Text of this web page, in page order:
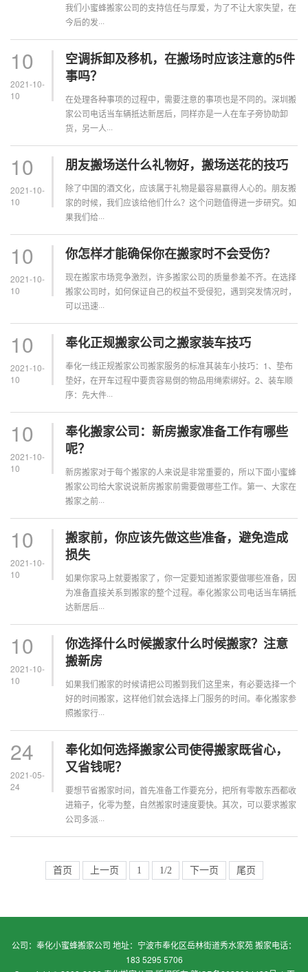
我们小蜜蜂搬家公司的支持信任与厚爱，为了不让大家失望，在
今后的发···
10
2021-10-
10
空调拆卸及移机，在搬场时应该注意的5件
事吗？
在处理各种事项的过程中，需要注意的事项也是不同的。深圳搬
家公司电话当车辆抵达新居后，同样亦是一人在车子旁协助卸
货，另一人···
10
2021-10-
10
朋友搬场送什么礼物好，搬场送花的技巧
除了中国的酒文化，应该属于礼物是最容易赢得人心的。朋友搬
家的时候，我们应该给他们什么？这个问题值得进一步研究。如
果我们给···
10
2021-10-
10
你怎样才能确保你在搬家时不会受伤？
现在搬家市场竞争激烈，许多搬家公司的质量参差不齐。在选择
搬家公司时，如何保证自己的权益不受侵犯，遇到突发情况时，
可以迅速···
10
2021-10-
10
奉化正规搬家公司之搬家装车技巧
奉化一线正规搬家公司搬家服务的标准其装车小技巧：1、垫布
垫好，在开车过程中要贵容易倒的物品用绳索绑好。2、装车顺
序：先大件···
10
2021-10-
10
奉化搬家公司：新房搬家准备工作有哪些
呢？
新房搬家对于每个搬家的人来说是非常重要的，所以下面小蜜蜂
搬家公司给大家说说新房搬家前需要做哪些工作。第一、大家在
搬家之前···
10
2021-10-
10
搬家前，你应该先做这些准备，避免造成
损失
如果你家马上就要搬家了，你一定要知道搬家要做哪些准备，因
为准备直接关系到搬家的整个过程。奉化搬家公司电话当车辆抵
达新居后···
10
2021-10-
10
你选择什么时候搬家什么时候搬家？注意
搬新房
如果我们搬家的时候请把公司搬到我们这里来，有必要选择一个
好的时间搬家，这样他们就会选择上门服务的时间。奉化搬家参
照搬家行···
24
2021-05-
24
奉化如何选择搬家公司使得搬家既省心，
又省钱呢？
要想节省搬家时间，首先准备工作要充分，把所有零散东西都收
进箱子，化零为整，自然搬家时速度要快。其次，可以要求搬家
公司多派···
首页 上一页 1 1/2 下一页 尾页
公司：奉化小蜜蜂搬家公司 地址：宁波市奉化区岳林街道秀水家苑 搬家电话：
183 5295 5706